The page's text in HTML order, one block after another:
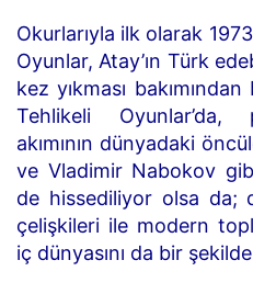
Okurlarıyla ilk olarak
Oyunlar, Atay’ın Türk
kez yıkması
Tehlikeli Oyunlar’da,
akımının dünyadaki
ve Vladimir Nabokov
de hissediliyor olsa da;
çelişkileri ile modern
iç dünyasını da bir